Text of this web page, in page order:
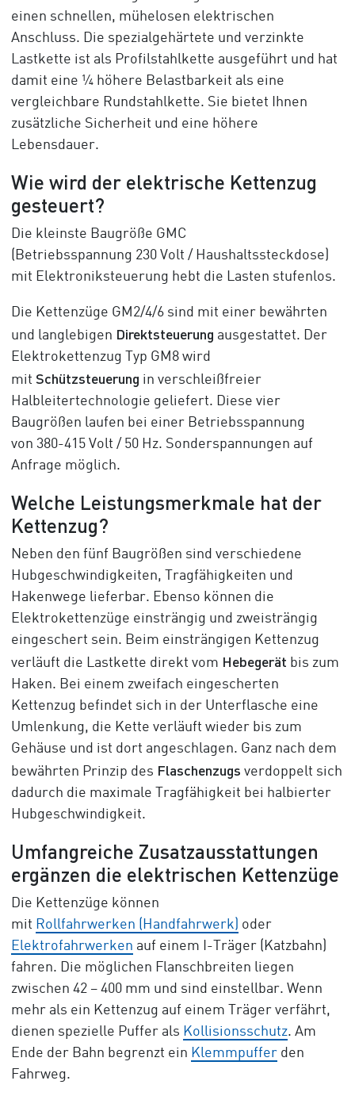
einen schnellen, mühelosen elektrischen
Anschluss. Die spezialgehärtete und verzinkte
Lastkette ist als Profilstahlkette ausgeführt und hat
damit eine ¼ höhere Belastbarkeit als eine
vergleichbare Rundstahlkette. Sie bietet Ihnen
zusätzliche Sicherheit und eine höhere
Lebensdauer.
Wie wird der elektrische Kettenzug
gesteuert?
Die kleinste Baugröße GMC
(Betriebsspannung 230 Volt / Haushaltssteckdose)
mit Elektroniksteuerung hebt die Lasten stufenlos.
Die Kettenzüge GM2/4/6 sind mit einer bewährten
und langlebigen Direktsteuerung ausgestattet. Der
Elektrokettenzug Typ GM8 wird
mit Schützsteuerung in verschleißfreier
Halbleitertechnologie geliefert. Diese vier
Baugrößen laufen bei einer Betriebsspannung
von 380-415 Volt / 50 Hz. Sonderspannungen auf
Anfrage möglich.
Welche Leistungsmerkmale hat der
Kettenzug?
Neben den fünf Baugrößen sind verschiedene
Hubgeschwindigkeiten, Tragfähigkeiten und
Hakenwege lieferbar. Ebenso können die
Elektrokettenzüge einsträngig und zweisträngig
eingeschert sein. Beim einsträngigen Kettenzug
verläuft die Lastkette direkt vom Hebegerät bis zum
Haken. Bei einem zweifach eingescherten
Kettenzug befindet sich in der Unterflasche eine
Umlenkung, die Kette verläuft wieder bis zum
Gehäuse und ist dort angeschlagen. Ganz nach dem
bewährten Prinzip des Flaschenzugs verdoppelt sich
dadurch die maximale Tragfähigkeit bei halbierter
Hubgeschwindigkeit.
Umfangreiche Zusatzausstattungen
ergänzen die elektrischen Kettenzüge
Die Kettenzüge können
mit Rollfahrwerken (Handfahrwerk) oder
Elektrofahrwerken auf einem I-Träger (Katzbahn)
fahren. Die möglichen Flanschbreiten liegen
zwischen 42 – 400 mm und sind einstellbar. Wenn
mehr als ein Kettenzug auf einem Träger verfährt,
dienen spezielle Puffer als Kollisionsschutz. Am
Ende der Bahn begrenzt ein Klemmpufferden
Fahrweg.